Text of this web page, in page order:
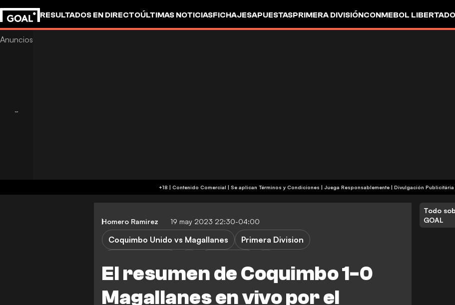
RESULTADOS EN DIRECTOÚLTIMAS NOTICIASFICHAJESAPUESTASPRIMERA DIVISIÓNCONMEBOL
+18 | Contenido Comercial | Se aplican Términos y Condiciones | Juega Responsablemente| Divulgación Publicitária
Homero Ramirez 19 may 2023 22:30-04:00
El resumen de Coquimbo 1-0
Magallanes en vivo por el
Coquimbo Unido vs Magallanes
Primera Division
Todo
GOAL